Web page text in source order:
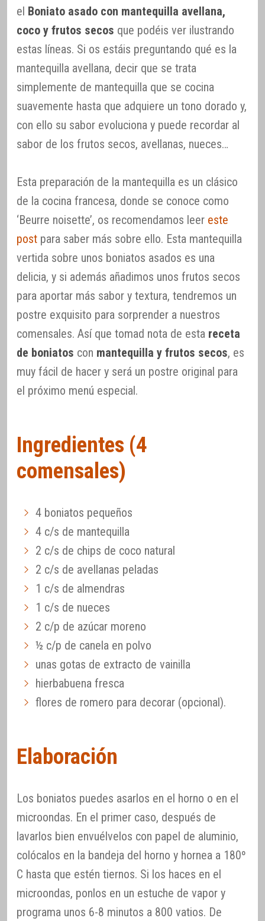
el Boniato asado con mantequilla avellana,
coco y frutos secos que podéis ver ilustrando
estas líneas. Si os estáis preguntando qué es la
mantequilla avellana, decir que se trata
simplemente de mantequilla que se cocina
suavemente hasta que adquiere un tono dorado y,
con ello su sabor evoluciona y puede recordar al
sabor de los frutos secos, avellanas, nueces…
Esta preparación de la mantequilla es un clásico
de la cocina francesa, donde se conoce como
‘Beurre noisette’, os recomendamos leer este
post para saber más sobre ello. Esta mantequilla
vertida sobre unos boniatos asados es una
delicia, y si además añadimos unos frutos secos
para aportar más sabor y textura, tendremos un
postre exquisito para sorprender a nuestros
comensales. Así que tomad nota de esta receta
de boniatos con mantequilla y frutos secos, es
muy fácil de hacer y será un postre original para
el próximo menú especial.
Ingredientes (4
comensales)
4 boniatos pequeños
4 c/s de mantequilla
2 c/s de chips de coco natural
2 c/s de avellanas peladas
1 c/s de almendras
1 c/s de nueces
2 c/p de azúcar moreno
½ c/p de canela en polvo
unas gotas de extracto de vainilla
hierbabuena fresca
flores de romero para decorar (opcional).
Elaboración
Los boniatos puedes asarlos en el horno o en el
microondas. En el primer caso, después de
lavarlos bien envuélvelos con papel de aluminio,
colócalos en la bandeja del horno y hornea a 180º
C hasta que estén tiernos. Si los haces en el
microondas, ponlos en un estuche de vapor y
programa unos 6-8 minutos a 800 vatios. De